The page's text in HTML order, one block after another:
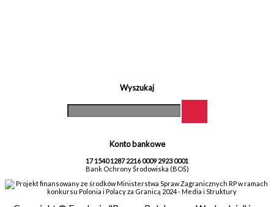
Wyszukaj
Konto bankowe
17 1540 1287 2216 0009 2923 0001
Bank Ochrony Środowiska (BOŚ)
Projekt finansowany ze środków Ministerstwa Spraw Zagranicznych RP w ramach
konkursu Polonia i Polacy za Granicą 2024 - Media i Struktury